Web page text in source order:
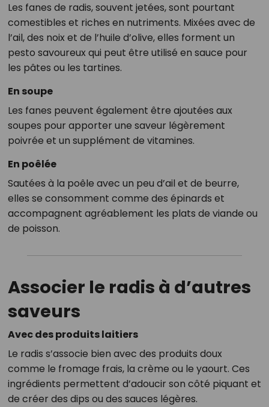
Les fanes de radis, souvent jetées, sont pourtant
comestibles et riches en nutriments. Mixées avec de
l’ail, des noix et de l’huile d’olive, elles forment un
pesto savoureux qui peut être utilisé en sauce pour
les pâtes ou les tartines.
En soupe
Les fanes peuvent également être ajoutées aux
soupes pour apporter une saveur légèrement
poivrée et un supplément de vitamines.
En poêlée
Sautées à la poêle avec un peu d’ail et de beurre,
elles se consomment comme des épinards et
accompagnent agréablement les plats de viande ou
de poisson.
Associer le radis à d’autres
saveurs
Avec des produits laitiers
Le radis s’associe bien avec des produits doux
comme le fromage frais, la crème ou le yaourt. Ces
ingrédients permettent d’adoucir son côté piquant et
de créer des dips ou des sauces légères.